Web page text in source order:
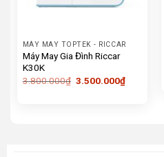
MÁY MAY TOPTEK - RICCAR
Máy May Gia Đình Riccar
K30K
3.800.000₫ Giá
3.500.000₫Giá
hiện